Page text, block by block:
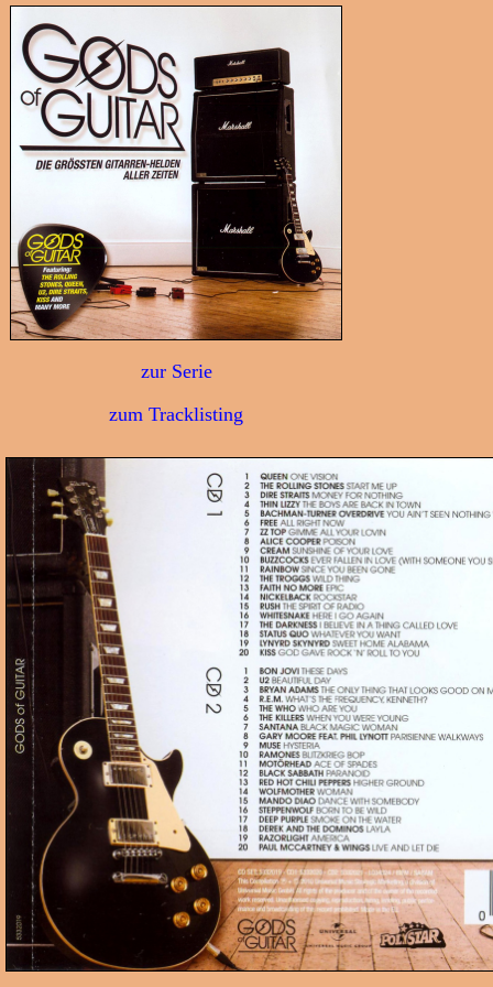
zur Serie
zum Tracklisting